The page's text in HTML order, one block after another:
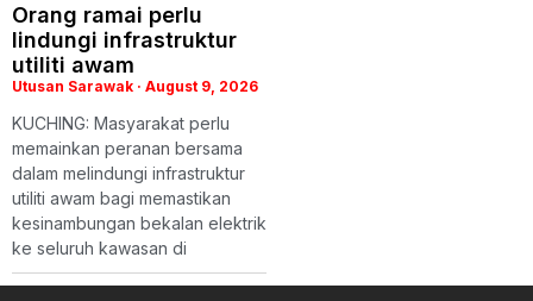
Orang ramai perlu
lindungi infrastruktur
utiliti awam
Utusan Sarawak August 9, 2026
KUCHING: Masyarakat perlu
memainkan peranan bersama
dalam melindungi infrastruktur
utiliti awam bagi memastikan
kesinambungan bekalan elektrik
ke seluruh kawasan di